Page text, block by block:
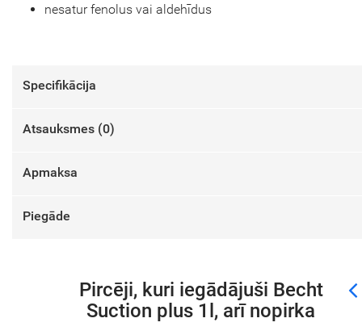
nesatur fenolus vai aldehīdus
Specifikācija
Atsauksmes (0)
Apmaksa
Piegāde
Pircēji, kuri iegādājuši Becht
Suction plus 1l, arī nopirka